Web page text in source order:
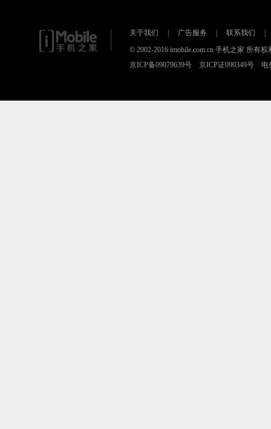
关于我们 广告服务 联系我们
© 2002-2016 imobile.com.cn 手机之家 所有
京ICP备09079639号 京ICP证090349号 电